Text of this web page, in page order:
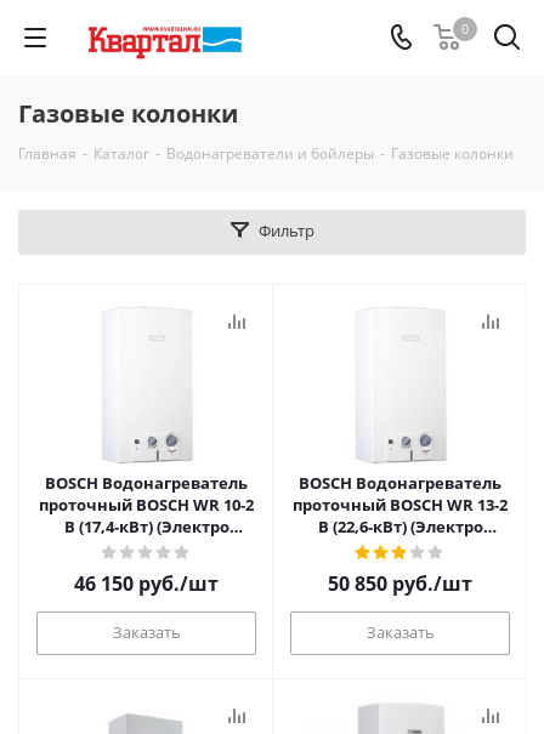
0
Газовые колонки
Главная - Каталог - Водонагреватели и бойлеры - Газовые колонки
Фильтр
BOSCH Водонагреватель
проточный BOSCH WR 10-2
B (17,4-кВт) (Электро
розжиг)
46 150 руб./шт
Заказать
BOSCH Водонагреватель
проточный BOSCH WR 13-2
B (22,6-кВт) (Электро
розжиг)
50 850 руб./шт
Заказать